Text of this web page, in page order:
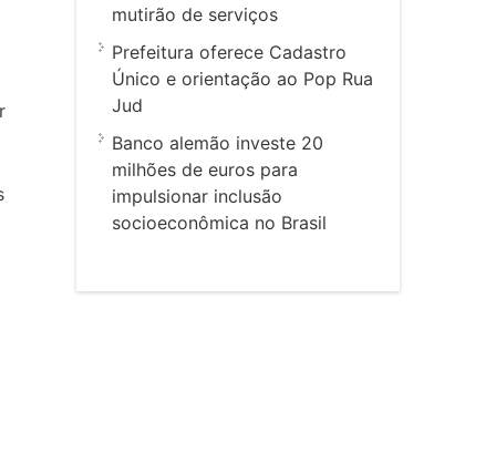
mutirão de serviços
Prefeitura oferece Cadastro
Único e orientação ao Pop Rua
Jud
Banco alemão investe 20
milhões de euros para
impulsionar inclusão
socioeconômica no Brasil